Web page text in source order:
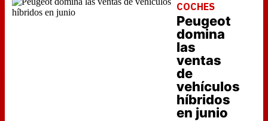
COCHES
Peugeot
domina
las
ventas
de
vehículos
híbridos
en junio